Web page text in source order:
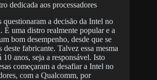
dedicada aos processadores
a decisão da Intel no
uma distro realmente popular e a
bom desempenho, desde que se
deste fabricante. Talvez essa mesma
10 anos, seja a responsável. Isto
começaram a desafiar a Intel no
com a Qualcomm, por